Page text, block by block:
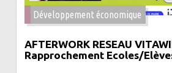
Développement économique
AFTERWORK RESEAU
Rapprochement Ecoles/